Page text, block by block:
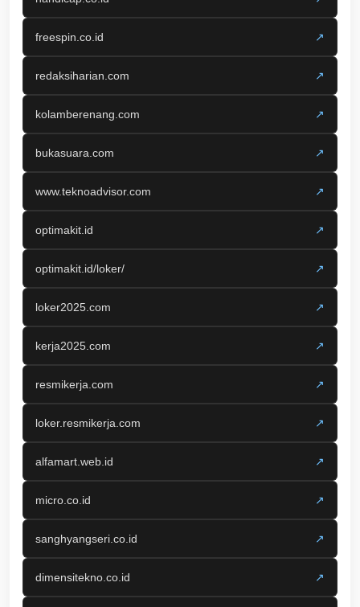
freespin.co.id ↗
redaksiharian.com ↗
kolamberenang.com ↗
bukasuara.com ↗
www.teknoadvisor.com ↗
optimakit.id ↗
optimakit.id/loker/ ↗
loker2025.com ↗
kerja2025.com ↗
resmikerja.com ↗
loker.resmikerja.com ↗
alfamart.web.id ↗
micro.co.id ↗
sanghyangseri.co.id ↗
dimensitekno.co.id ↗